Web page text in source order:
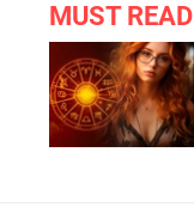
MUST READ